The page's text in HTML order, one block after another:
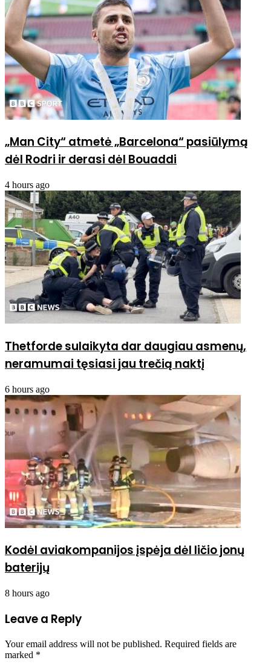
„Man City“ atmetė „Barcelona“ pasiūlymą
dėl Rodri ir derasi dėl Bouaddi
4 hours ago
Thetforde sulaikyta dar daugiau asmenų,
neramumai tęsiasi jau trečią naktį
6 hours ago
Kodėl aviakompanijos įspėja dėl ličio jonų
baterijų
8 hours ago
Leave a Reply
Your email address will not be published. Required fields are
marked *